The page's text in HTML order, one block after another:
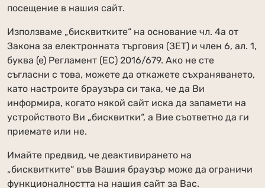
посещение в нашия сайт.
Използваме „бисквитките“ на основание чл. 4а от
Закона за електронната търговия (ЗЕТ) и член 6, ал. 1,
буква (е) Регламент (ЕС) 2016/679. Ако не сте
съгласни с това, можете да откажете съхраняването,
като настроите браузъра си така, че да Ви
информира, когато някой сайт иска да запамети на
устройството Ви „бисквитки“, а Вие съответно да ги
приемате или не.
Имайте предвид, че деактивирането на
„бисквитките“ във Вашия браузър може да ограничи
функционалността на нашия сайт за Вас.